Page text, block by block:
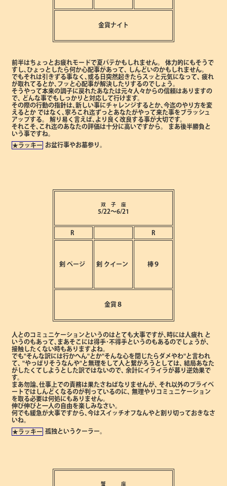
金貨ナイト
前半はちょっとお疲れモードで夏バテかもしれません。
体力的にもそうで
すし､ひょっとしたら何か心配事があって､
しんどいのかもしれません。
でもそれは引きずる事なく､或る日突然起きたらスッと元気になって､ 疲れ
が取れてるとか､フッと心配事が解決したりするのでしょう。
そうやって本来の調子に戻れたあなたは元々人々からの信頼はありますの
で､
どんな事でもしっかりと対応して行けます。
その際の行動の指針は､新しい事にチャレンジするとか､今迄のやり方を変
えるとか ではなく､寧ろこれ迄ずっとあなたがやって来た事をブラッシュ
アップする。
解り易く言えば､より良く改良する事が大切です。
それこそ､これ迄のあなたの評価は十分に高いですから。
まあ後半勝負と
いう事ですね。
★ラッキー お盆行事やお墓参り。
双 子 座
5/22～6/21
R R
剣 ページ 剣 クイーン 棒９
金貨８
人とのコミュニケーションというのはとても大事ですが､時には人疲れ と
いうのもあって､まあそこには得手･不得手というのもあるのでしょうが､
接触したくない時もありますよね。
でも"そんな訳には行かへん"とか"そんな心を閉じたらダメやわ"と言われ
て､ "やっぱりそうなんや"と無理をして人と繋がろうとしては､ 結局あなた
がしたくてしようとした訳ではないので､ 余計にイライラが募り逆効果で
す。
まあ勿論､仕事上での責務は果たさねばなりませんが､ それ以外のプライベ
ートではしんどくなるのが判っているのに､ 無理やりコミュニケーション
を取る必要は何処にもありません。
伸び伸びと一人の自由を楽しみなさい。
何でも緩急が大事ですから､今はスイッチオフなんやと割り切っておきなさ
いね。
★ラッキー 孤独というクーラー。
蟹 座